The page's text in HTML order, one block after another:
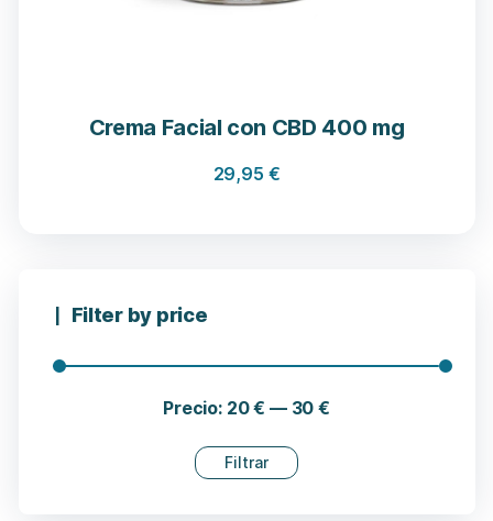
Crema Facial con CBD 400 mg
29,95 €
Filter by price
Filtrar
Precio: 20 € — 30 €